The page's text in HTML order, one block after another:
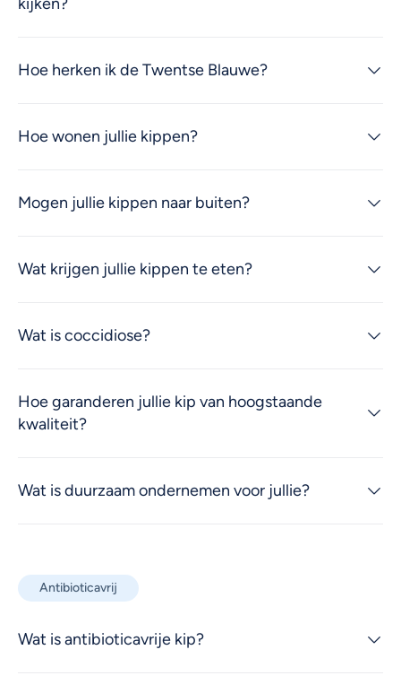
kijken?
Hoe herken ik de Twentse Blauwe?
Hoe wonen jullie kippen?
Mogen jullie kippen naar buiten?
Wat krijgen jullie kippen te eten?
Wat is coccidiose?
Hoe garanderen jullie kip van hoogstaande
kwaliteit?
Wat is duurzaam ondernemen voor jullie?
Antibioticavrij
Wat is antibioticavrije kip?